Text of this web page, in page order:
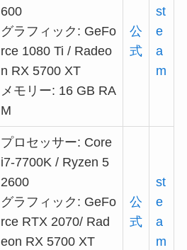
600
グラフィック: GeFo
rce 1080 Ti / Radeo
n RX 5700 XT
メモリー: 16 GB RA
M
公
式
st
e
a
m
プロセッサー: Core
i7-7700K / Ryzen 5
2600
グラフィック: GeFo
rce RTX 2070/ Rad
eon RX 5700 XT
公
式
st
e
a
m